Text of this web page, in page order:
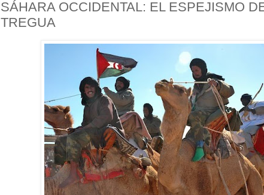
SÁHARA OCCIDENTAL: EL ESPEJISMO
TREGUA